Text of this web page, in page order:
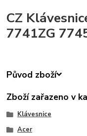
CZ
7741ZG
Původ zboží
Zboží zařazeno v
Klávesnice
Acer